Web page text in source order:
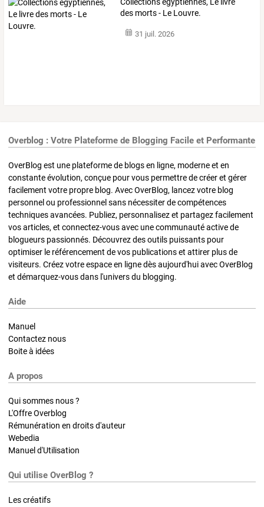
des morts - Le Louvre.
31 juil. 2026
Overblog : Votre Plateforme de Blogging Facile et Performante
OverBlog est une plateforme de blogs en ligne, moderne et en
constante évolution, conçue pour vous permettre de créer et gérer
facilement votre propre blog. Avec OverBlog, lancez votre blog
personnel ou professionnel sans nécessiter de compétences
techniques avancées. Publiez, personnalisez et partagez facilement
vos articles, et connectez-vous avec une communauté active de
blogueurs passionnés. Découvrez des outils puissants pour
optimiser le référencement de vos publications et attirer plus de
visiteurs. Créez votre espace en ligne dès aujourd'hui avec OverBlog
et démarquez-vous dans l'univers du blogging.
Aide
Manuel
Contactez nous
Boite à idées
A propos
Qui sommes nous ?
L'Offre Overblog
Rémunération en droits d'auteur
Webedia
Manuel d'Utilisation
Qui utilise OverBlog ?
Les créatifs